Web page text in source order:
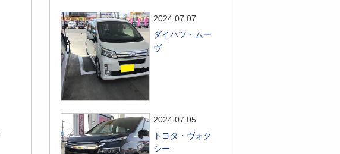
2024.07.07
ダイハツ・ムー
ヴ
2024.07.05
トヨタ・ヴォク
シー